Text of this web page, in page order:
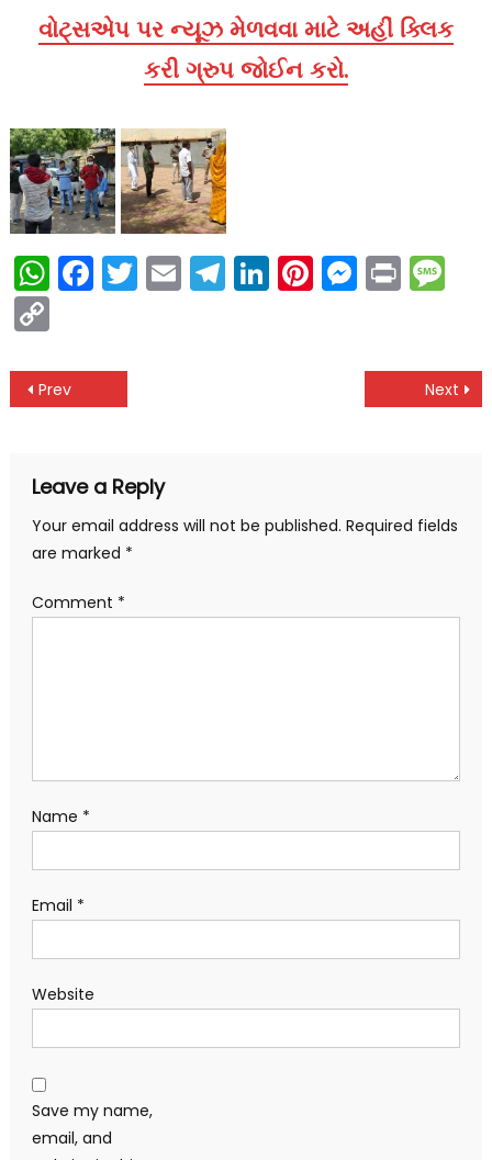
વોટ્સએપ પર ન્યૂઝ મેળવવા માટે અહીં ક્લિક
કરી ગ્રુપ જોઈન કરો.
WhatsApp
Facebook
Twitter
EmailTelegram
LinkedIn
Pinterest
Print
Copy
Post
Prev Next
Leave a Reply
Your email address will not be published. Required fields
are marked *
Comment *
Name *
Email *
Website
Save my name,
email, and